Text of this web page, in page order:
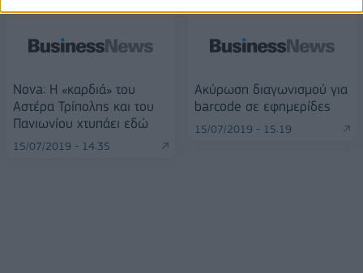
Nova: Η «καρδιά» του
Αστέρα Τρίπολης και του
Πανιωνίου χτυπάει εδώ
15/07/2019 - 14:35
Ακύρωση διαγωνισμού για
barcode σε εφημερίδες
15/07/2019 - 15:19